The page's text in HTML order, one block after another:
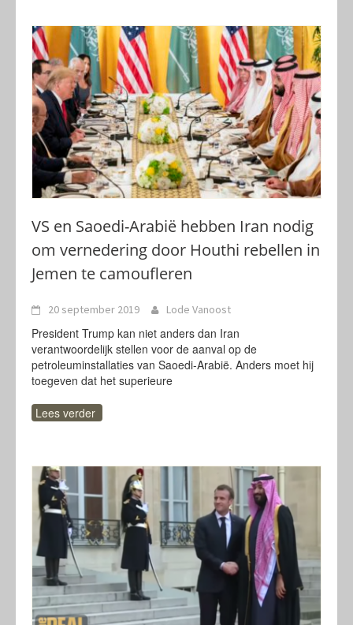
VS en Saoedi-Arabië hebben Iran nodig
om vernedering door Houthi rebellen in
Jemen te camoufleren
20 september 2019 Lode Vanoost
President Trump kan niet anders dan Iran
verantwoordelijk stellen voor de aanval op de
petroleuminstallaties van Saoedi-Arabië. Anders moet hij
toegeven dat het superieure
Lees verder